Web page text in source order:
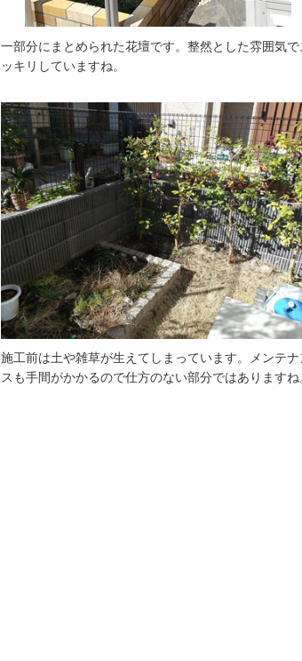
一部分にまとめられた花壇です。整然とした雰囲気で
ッキリしていますね。
施工前は土や雑草が生えてしまっています。メンテナ
スも手間がかかるので仕方のない部分ではありますね